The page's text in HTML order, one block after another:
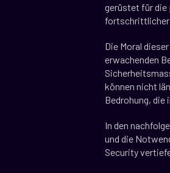
gerüstet für die
fortschrittlicher
Die Moral
erwachenden
können nicht
Bedrohung, die
In den
und die
Security